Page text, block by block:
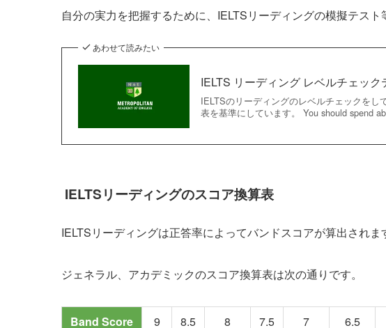
自分の実力を把握するために、IELTSリーディングの模擬テスト
あわせて読みたい
IELTS リーディング レベルチェック
IELTSのリーディングのレベルチェックを
表を基準にしています。 You should spend
IELTSリーディングのスコア換算表
IELTSリーディングは正答率によってバンドスコアが算出されま
ジェネラル、アカデミックのスコア換算表は次の通りです。
Band Score 9 8.5 8 7.5 7 6.5